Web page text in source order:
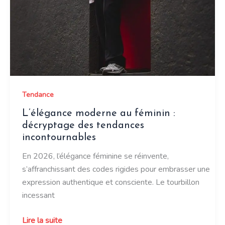
Tendance
L’élégance moderne au féminin :
décryptage des tendances
incontournables
En 2026, l’élégance féminine se réinvente,
s’affranchissant des codes rigides pour embrasser une
expression authentique et consciente. Le tourbillon
incessant
L’élégance
Lire la suite